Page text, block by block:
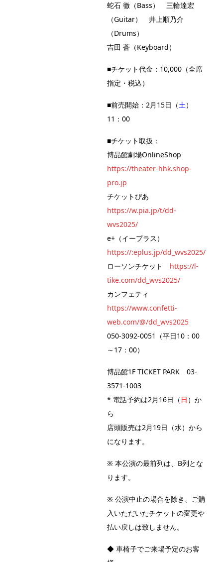
蛇石 徹（Bass） 三輪達宏
（Guitar） 井上順乃介
（Drums）
吉田 蒼（Keyboard）
■チケット代金：10,000（全席
指定・税込）
■前売開始：2月15日（土）
11：00
■チケット取扱：
博品館劇場OnlineShop
https://theater-hhk.shop-
pro.jp
チケットぴあ
https://w.pia.jp/t/dd-
wvs2025/
e+（イープラス）
https://:eplus.jp/dd_wvs2025/
ローソンチケット https://l-
tike.com/dd_wvs2025/
カンフェティ
https://www.confetti-
web.com/@/dd_wvs2025
050-3092-0051（平日10：00
～17：00）
博品館1F TICKET PARK 03-
3571-1003
* 電話予約は2月16日（ 日 ）か
ら
店頭販売は2月19日（水）から
になります。
※ 本公演の最前列は、B列とな
ります。
※ 公演中止の場合を除き、ご購
入いただいたチケットの変更や
払い戻しは致しません。
◆ 車椅子でご来場予定のお客